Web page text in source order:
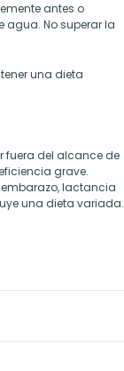
antes o
No superar la
una dieta
fuera del alcance de
grave.
lactancia
una dieta variada.